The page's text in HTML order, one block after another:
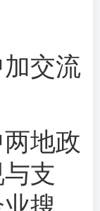
交流
地政
支